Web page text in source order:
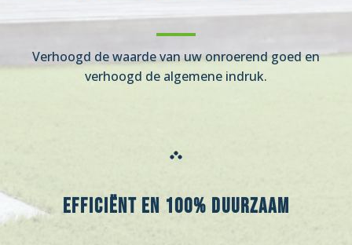
Verhoogd de waarde van uw onroerend goed en
verhoogd de algemene indruk.
Efficiënt en 100% duurzaam